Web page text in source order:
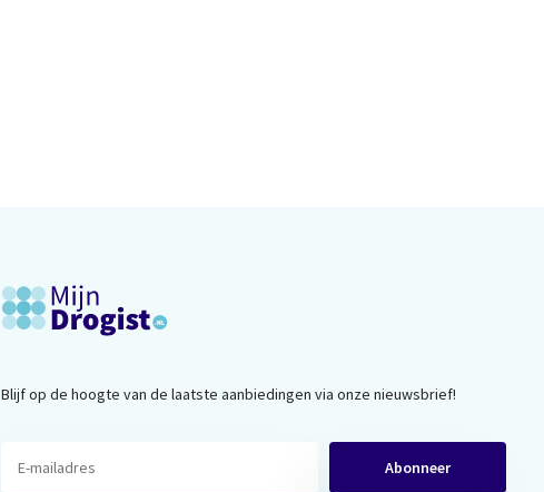
Blijf op de hoogte van de laatste aanbiedingen via onze nieuwsbrief!
Abonneer